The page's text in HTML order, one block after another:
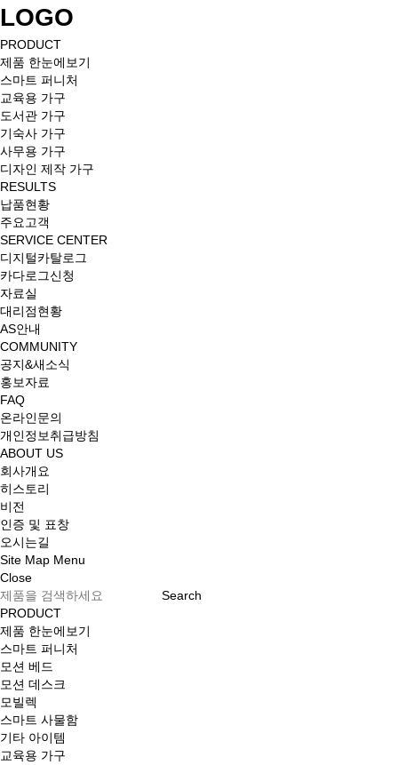
LOGO
PRODUCT
제품 한눈에보기
스마트 퍼니처
교육용 가구
도서관 가구
기숙사 가구
사무용 가구
디자인 제작 가구
RESULTS
납품현황
주요고객
SERVICE CENTER
디지털카탈로그
카다로그신청
자료실
대리점현황
AS안내
COMMUNITY
공지&새소식
홍보자료
FAQ
온라인문의
개인정보취급방침
ABOUT US
회사개요
히스토리
비전
인증 및 표창
오시는길
Site Map Menu
Close
Search
PRODUCT
제품 한눈에보기
스마트 퍼니처
모션 베드
모션 데스크
모빌렉
스마트 사물함
기타 아이템
교육용 가구